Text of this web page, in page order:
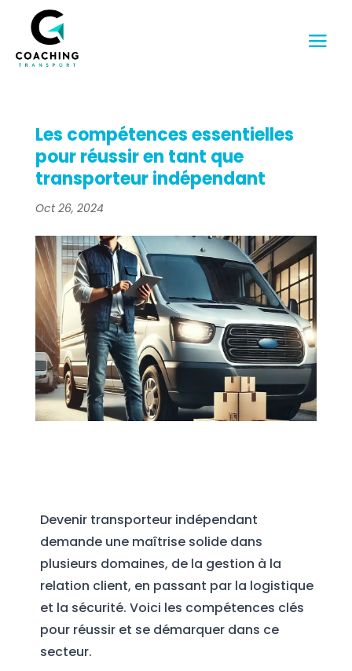
Les compétences essentielles
pour réussir en tant que
transporteur indépendant
Oct 26, 2024
Devenir transporteur indépendant
demande une maîtrise solide dans
plusieurs domaines, de la gestion à la
relation client, en passant par la logistique
et la sécurité. Voici les compétences clés
pour réussir et se démarquer dans ce
secteur.